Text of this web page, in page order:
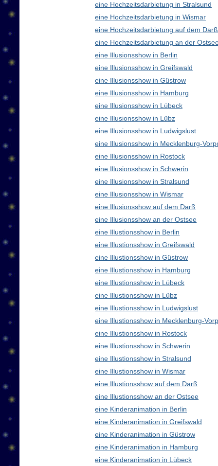
eine Hochzeitsdarbietung in Stralsund
eine Hochzeitsdarbietung in Wismar
eine Hochzeitsdarbietung auf dem Darß
eine Hochzeitsdarbietung an der
eine Illusionsshow in Berlin
eine Illusionsshow in Greifswald
eine Illusionsshow in Güstrow
eine Illusionsshow in Hamburg
eine Illusionsshow in Lübeck
eine Illusionsshow in Lübz
eine Illusionsshow in Ludwigslust
eine Illusionsshow in Mecklenburg-
eine Illusionsshow in Rostock
eine Illusionsshow in Schwerin
eine Illusionsshow in Stralsund
eine Illusionsshow in Wismar
eine Illusionsshow auf dem Darß
eine Illusionsshow an der Ostsee
eine Illustionsshow in Berlin
eine Illustionsshow in Greifswald
eine Illustionsshow in Güstrow
eine Illustionsshow in Hamburg
eine Illustionsshow in Lübeck
eine Illustionsshow in Lübz
eine Illustionsshow in Ludwigslust
eine Illustionsshow in Mecklenburg-
eine Illustionsshow in Rostock
eine Illustionsshow in Schwerin
eine Illustionsshow in Stralsund
eine Illustionsshow in Wismar
eine Illustionsshow auf dem Darß
eine Illustionsshow an der Ostsee
eine Kinderanimation in Berlin
eine Kinderanimation in Greifswald
eine Kinderanimation in Güstrow
eine Kinderanimation in Hamburg
eine Kinderanimation in Lübeck